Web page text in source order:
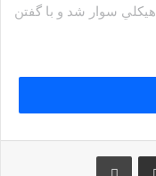
هيكلي سوار شد و با گفتن
اين موضوع را تحمل
از پس آن هيكل بر مي
اشتراک گذاری با ایمیل